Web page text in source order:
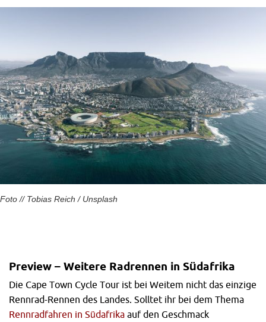
Foto // Tobias Reich / Unsplash
Preview – Weitere Radrennen in Südafrika
Die Cape Town Cycle Tour ist bei Weitem nicht das einzige
Rennrad-Rennen des Landes. Solltet ihr bei dem Thema
Rennradfahren in Südafrika auf den Geschmack